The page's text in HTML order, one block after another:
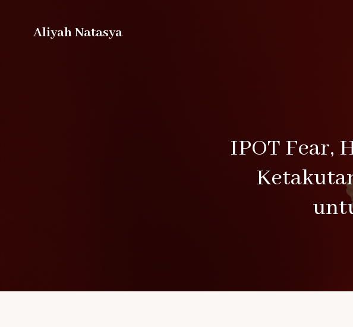
Aliyah Natasya
IPOT Fear,